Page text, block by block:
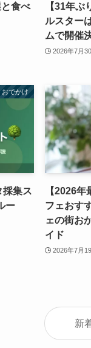
食べ
【31年ぶ
ルスター
ムで開催
2026年7月
おでかけ
採集ス
ー
【2026
フェおす
ェの街お
イド
2026年7月
新